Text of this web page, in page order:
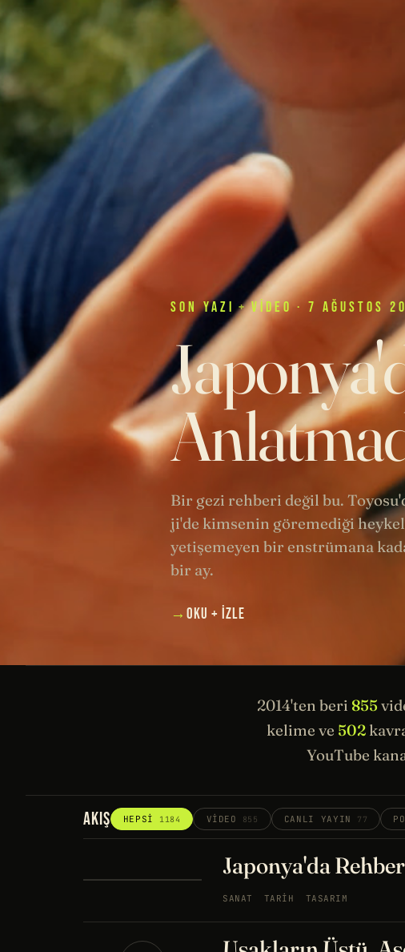
SONYAZI + VIDEO· 7 AĞUSTOS
Bir gezi rehberi değil bu.
ji'de kimsenin göremediği
yetişemeyen bir enstrümana
bir ay.
→ OKU + İZLE
2014'ten beri 855
kelime ve 502
YouTube
AKIŞ HEPSI 1184 VIDEO 855 CANLI YAYIN 77
Japonya'da
SANAT TARIH TASARIM